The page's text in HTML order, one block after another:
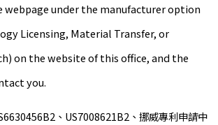
under the manufacturer option
Licensing, Material Transfer, or
on the website of this office, and the
you.
、US7008621B2、挪威專利申請中